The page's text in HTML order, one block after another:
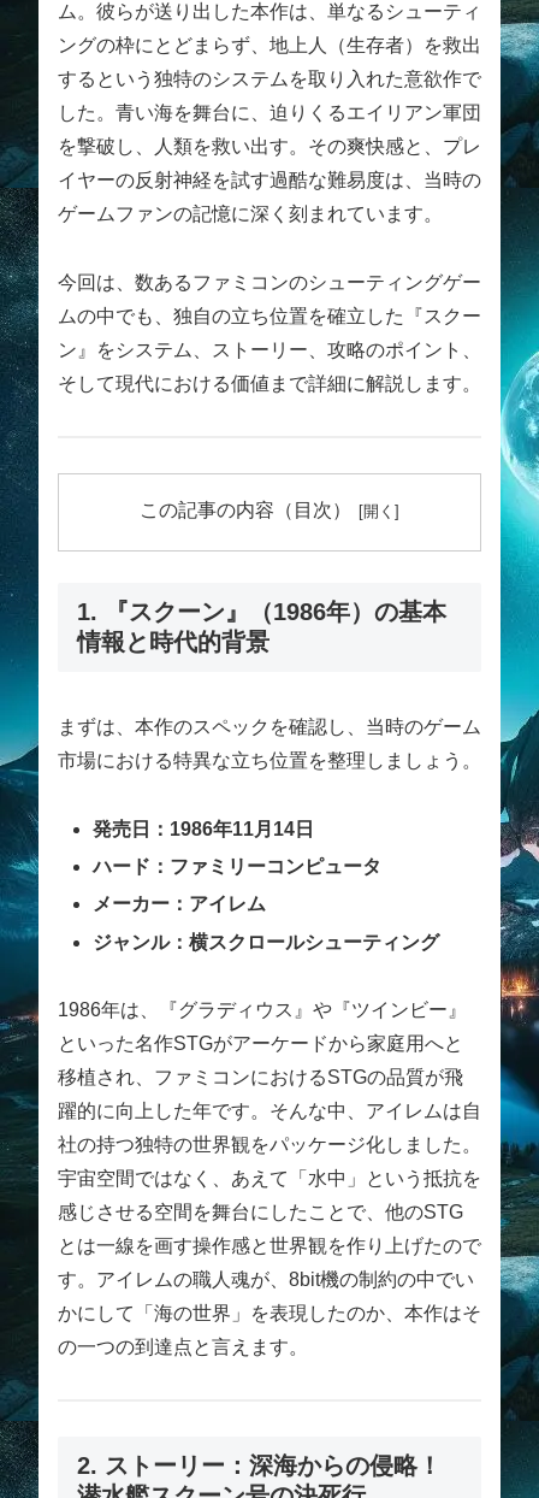
ム。彼らが送り出した本作は、単なるシューティ
ングの枠にとどまらず、地上人（生存者）を救出
するという独特のシステムを取り入れた意欲作で
した。青い海を舞台に、迫りくるエイリアン軍団
を撃破し、人類を救い出す。その爽快感と、プレ
イヤーの反射神経を試す過酷な難易度は、当時の
ゲームファンの記憶に深く刻まれています。
今回は、数あるファミコンのシューティングゲー
ムの中でも、独自の立ち位置を確立した『スクー
ン』をシステム、ストーリー、攻略のポイント、
そして現代における価値まで詳細に解説します。
この記事の内容（目次）
1. 『スクーン』（1986年）の基本
情報と時代的背景
まずは、本作のスペックを確認し、当時のゲーム
市場における特異な立ち位置を整理しましょう。
発売日：1986年11月14日
ハード：ファミリーコンピュータ
メーカー：アイレム
ジャンル：横スクロールシューティング
1986年は、『グラディウス』や『ツインビー』
といった名作STGがアーケードから家庭用へと
移植され、ファミコンにおけるSTGの品質が飛
躍的に向上した年です。そんな中、アイレムは自
社の持つ独特の世界観をパッケージ化しました。
宇宙空間ではなく、あえて「水中」という抵抗を
感じさせる空間を舞台にしたことで、他のSTG
とは一線を画す操作感と世界観を作り上げたので
す。アイレムの職人魂が、8bit機の制約の中でい
かにして「海の世界」を表現したのか、本作はそ
の一つの到達点と言えます。
2. ストーリー：深海からの侵略！